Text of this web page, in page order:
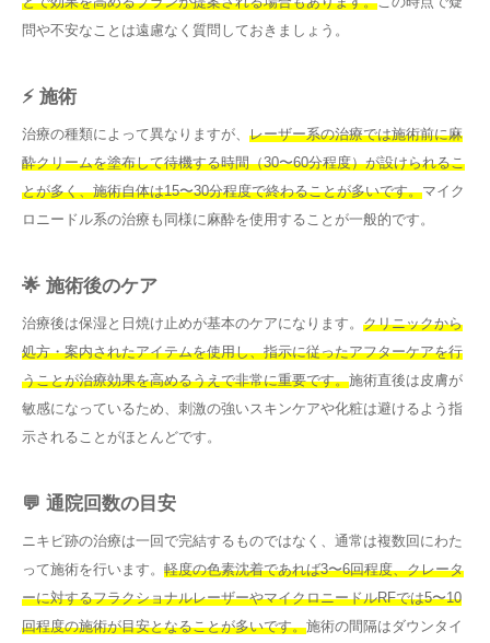
問や不安なことは遠慮なく質問しておきましょう。
⚡ 施術
治療の種類によって異なりますが、 レーザー系の治療では施術前に麻
酔クリームを塗布して待機する時間（30〜60分程度）が設けられるこ
とが多く、施術自体は15〜30分程度で終わることが多いです。マイク
ロニードル系の治療も同様に麻酔を使用することが一般的です。
🌟 施術後のケア
治療後は保湿と日焼け止めが基本のケアになります。 クリニックから
処方・案内されたアイテムを使用し、指示に従ったアフターケアを行
うことが治療効果を高めるうえで非常に重要です。施術直後は皮膚が
敏感になっているため、刺激の強いスキンケアや化粧は避けるよう指
示されることがほとんどです。
💬 通院回数の目安
ニキビ跡の治療は一回で完結するものではなく、通常は複数回にわた
って施術を行います。 軽度の色素沈着であれば3〜6回程度、クレータ
ーに対するフラクショナルレーザーやマイクロニードルRFでは5〜10
回程度の施術が目安となることが多いです。施術の間隔はダウンタイ